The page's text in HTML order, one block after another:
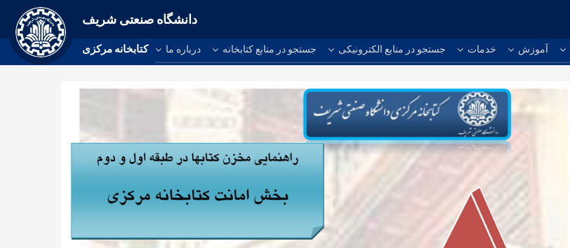
دانشگاه صنعتی شریف
کتابخانه مرکزی درباره ما جستجو در منابع کتابخانه جستجو در منابع الکترونیکی خدمات آموزش